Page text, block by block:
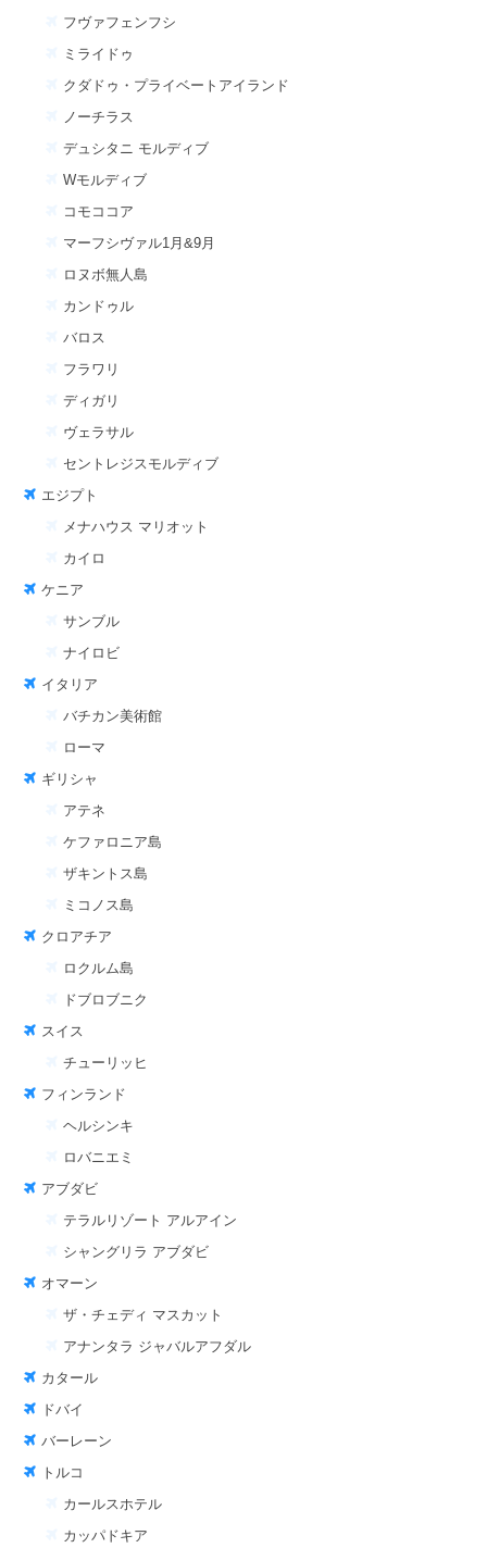
フヴァフェンフシ
ミライドゥ
クダドゥ・プライベートアイランド
ノーチラス
デュシタニ モルディブ
Wモルディブ
コモココア
マーフシヴァル1月&9月
ロヌボ無人島
カンドゥル
バロス
フラワリ
ディガリ
ヴェラサル
セントレジスモルディブ
エジプト
メナハウス マリオット
カイロ
ケニア
サンブル
ナイロビ
イタリア
バチカン美術館
ローマ
ギリシャ
アテネ
ケファロニア島
ザキントス島
ミコノス島
クロアチア
ロクルム島
ドブロブニク
スイス
チューリッヒ
フィンランド
ヘルシンキ
ロバニエミ
アブダビ
テラルリゾート アルアイン
シャングリラ アブダビ
オマーン
ザ・チェディ マスカット
アナンタラ ジャバルアフダル
カタール
ドバイ
バーレーン
トルコ
カールスホテル
カッパドキア